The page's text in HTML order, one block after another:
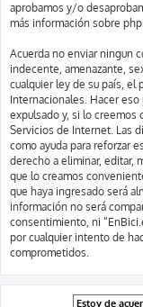
aprobamos y/o
más información sobre
Acuerda no enviar ningun
indecente, amenazante,
cualquier ley de su país, el
Internacionales. Hacer
expulsado y, si lo creemos
Servicios de Internet. Las
como ayuda para reforzar
derecho a eliminar, editar,
que lo creamos
que haya ingresado será
información no será
consentimiento, ni
por cualquier intento de
comprometidos.